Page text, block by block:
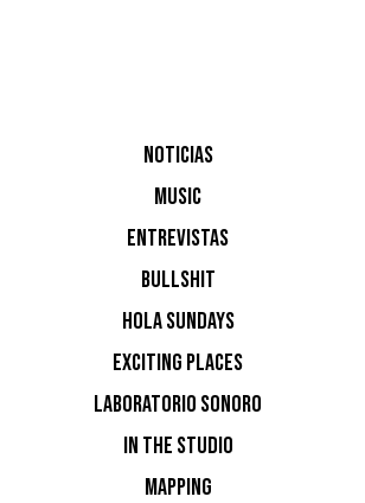
NOTICIAS
MUSIC
ENTREVISTAS
BULLSHIT
HOLA SUNDAYS
EXCITING PLACES
LABORATORIO SONORO
IN THE STUDIO
MAPPING